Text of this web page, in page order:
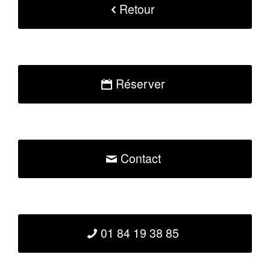
Retour
Réserver
Contact
01 84 19 38 85